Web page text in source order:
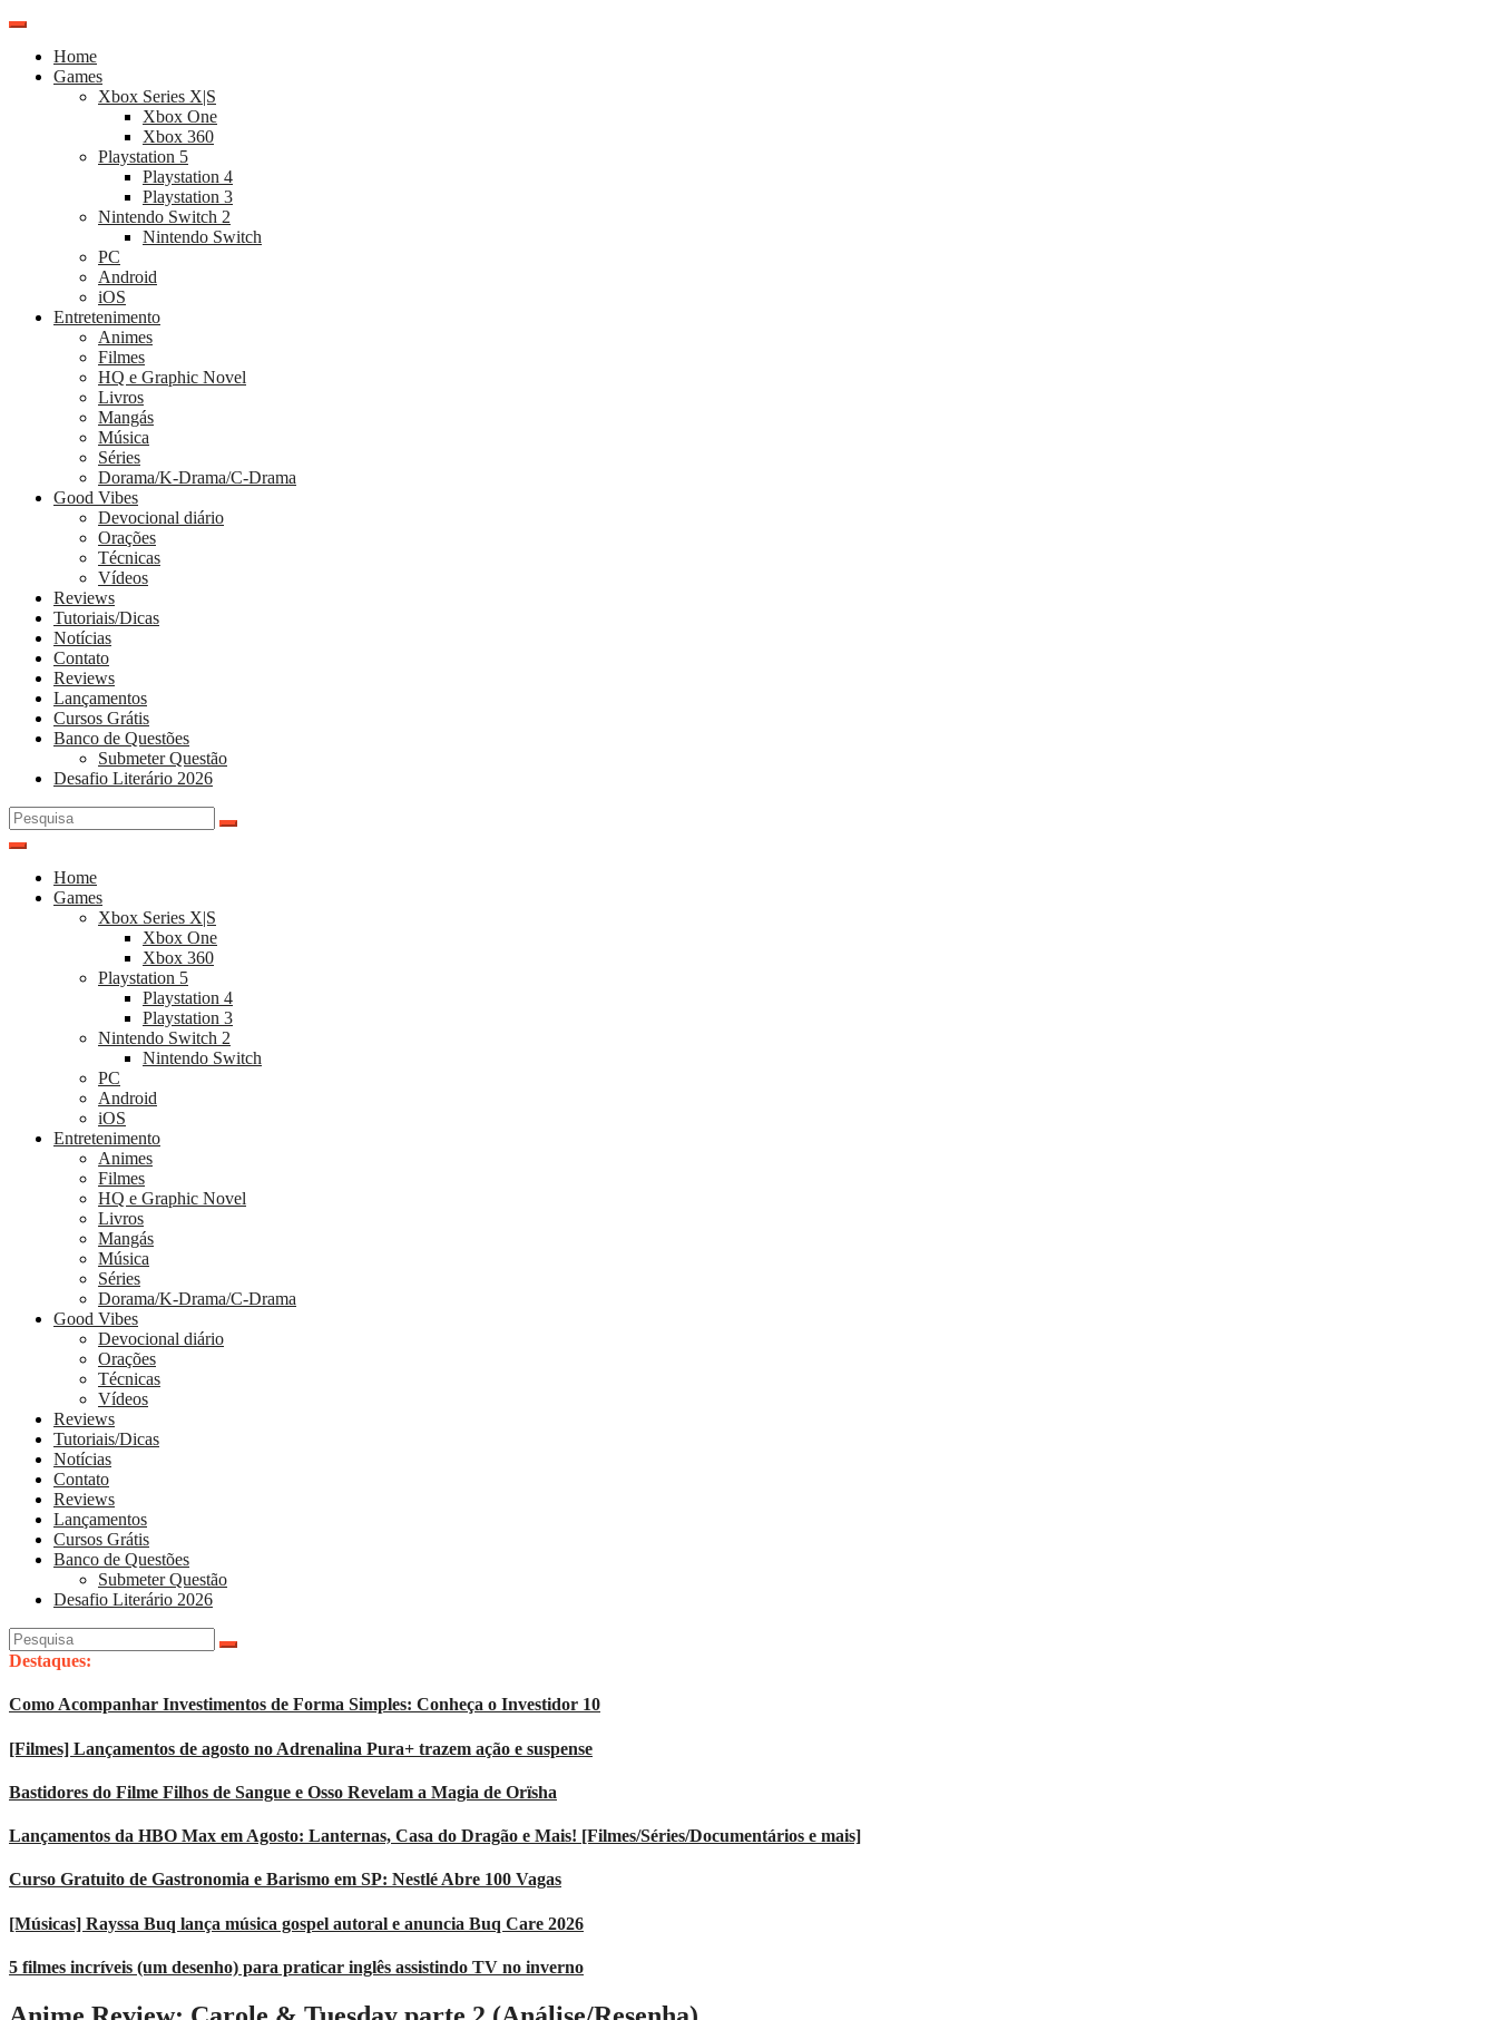
Pular
conteúdo
Home
Games
Xbox Series X|S
Xbox One
Xbox 360
Playstation 5
Playstation 4
Playstation 3
Nintendo Switch 2
Nintendo Switch
PC
Android
iOS
Entretenimento
Animes
Filmes
HQ e Graphic Novel
Livros
Mangás
Música
Séries
Dorama/K-Drama/C-Drama
Good Vibes
Devocional diário
Orações
Técnicas
Vídeos
Reviews
Tutoriais/Dicas
Notícias
Contato
Reviews
Lançamentos
Cursos Grátis
Banco de Questões
Submeter Questão
Desafio Literário 2026
Pesquisar
por:
Home
Games
Xbox Series X|S
Xbox One
Xbox 360
Playstation 5
Playstation 4
Playstation 3
Nintendo Switch 2
Nintendo Switch
PC
Android
iOS
Entretenimento
Animes
Filmes
HQ e Graphic Novel
Livros
Mangás
Música
Séries
Dorama/K-Drama/C-Drama
Good Vibes
Devocional diário
Orações
Técnicas
Vídeos
Reviews
Tutoriais/Dicas
Notícias
Contato
Reviews
Lançamentos
Cursos Grátis
Banco de Questões
Submeter Questão
Desafio Literário 2026
Pesquisar
por:
Destaques:
Como Acompanhar Investimentos de Forma Simples: Conheça o Investidor 10
[Filmes] Lançamentos de agosto no Adrenalina Pura+ trazem ação e suspense
Bastidores do Filme Filhos de Sangue e Osso Revelam a Magia de Orïsha
Lançamentos da HBO Max em Agosto: Lanternas, Casa do Dragão e Mais! [Filmes/Séries/Documentários e mais]
Curso Gratuito de Gastronomia e Barismo em SP: Nestlé Abre 100 Vagas
[Músicas] Rayssa Buq lança música gospel autoral e anuncia Buq Care 2026
5 filmes incríveis (um desenho) para praticar inglês assistindo TV no inverno